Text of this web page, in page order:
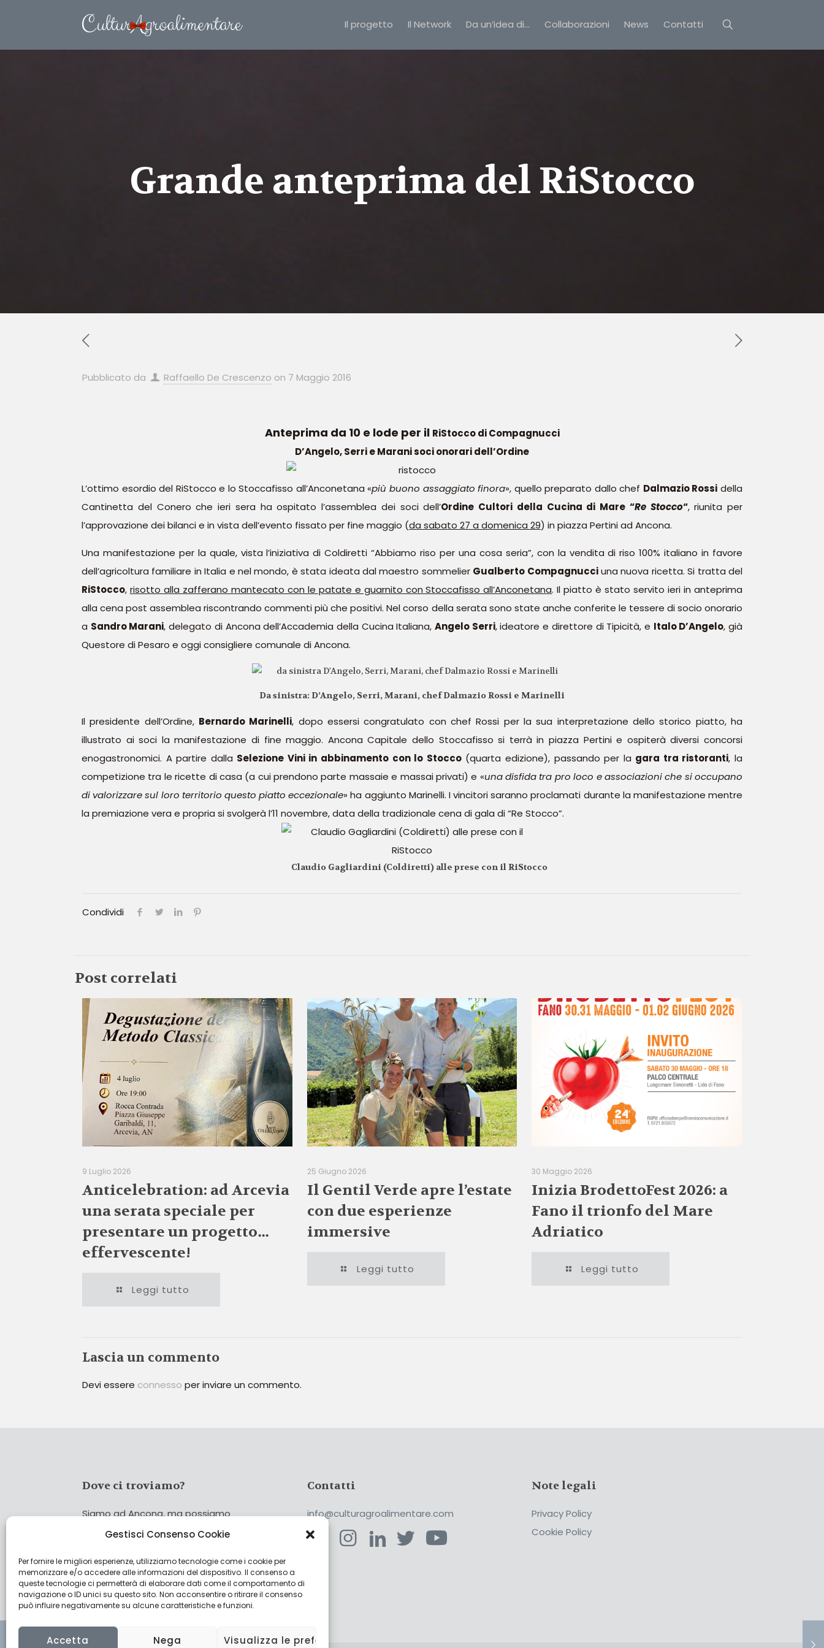
Gestisci Consenso Cookie
Per fornire le migliori esperienze, utilizziamo tecnologie come i cookie per
memorizzare e/o accedere alle informazioni del dispositivo. Il consenso a
queste tecnologie ci permetterà di elaborare dati come il comportamento di
navigazione o ID unici su questo sito. Non acconsentire o ritirare il consenso
può influire negativamente su alcune caratteristiche e funzioni.
Accetta Nega Visualizza le preferenze
Il progetto Il Network Da un’idea di… Collaborazioni News Contatti
Grande anteprima del RiStocco
Pubblicato da Raffaello De Crescenzo on 7 Maggio 2016
Anteprima da 10 e lode per il RiStocco di Compagnucci
D’Angelo, Serri e Marani soci onorari dell’Ordine
L’ottimo esordio del RiStocco e lo Stoccafisso all’Anconetana «più buono assaggiato finora», quello preparato dallo chef Dalmazio Rossi della
Cantinetta del Conero che ieri sera ha ospitato l’assemblea dei soci dell’Ordine Cultori della Cucina di Mare “Re Stocco“, riunita per
l’approvazione dei bilanci e in vista dell’evento fissato per fine maggio (da sabato 27 a domenica 29) in piazza Pertini ad Ancona.
Una manifestazione per la quale, vista l’iniziativa di Coldiretti “Abbiamo riso per una cosa seria”, con la vendita di riso 100% italiano in favore
dell’agricoltura familiare in Italia e nel mondo, è stata ideata dal maestro sommelier Gualberto Compagnucciuna nuova ricetta. Si tratta del
RiStocco, risotto alla zafferano mantecato con le patate e guarnito con Stoccafisso all’Anconetana. Il piatto è stato servito ieri in anteprima
alla cena post assemblea riscontrando commenti più che positivi. Nel corso della serata sono state anche conferite le tessere di socio onorario
a Sandro Marani, delegato di Ancona dell’Accademia della Cucina Italiana,Angelo Serri, ideatore e direttore di Tipicità, e Italo D’Angelo, già
Questore di Pesaro e oggi consigliere comunale di Ancona.
Da sinistra: D’Angelo, Serri, Marani, chef Dalmazio Rossi e Marinelli
Il presidente dell’Ordine, Bernardo Marinelli, dopo essersi congratulato con chef Rossi per la sua interpretazione dello storico piatto, ha
illustrato ai soci la manifestazione di fine maggio. Ancona Capitale dello Stoccafisso si terrà in piazza Pertini e ospiterà diversi concorsi
enogastronomici. A partire dalla Selezione Vini in abbinamento con lo Stocco(quarta edizione), passando per la gara tra ristoranti, la
competizione tra le ricette di casa (a cui prendono parte massaie e massai privati) e «una disfida tra pro loco e associazioni che si occupano
di valorizzare sul loro territorio questo piatto eccezionale» ha aggiunto Marinelli. I vincitori saranno proclamati durante la manifestazione mentre
la premiazione vera e propria si svolgerà l’11 novembre, data della tradizionale cena di gala di “Re Stocco”.
Claudio Gagliardini (Coldiretti) alle prese con il RiStocco
Condividi
Post correlati
9 Luglio 2026
Anticelebration: ad Arcevia
una serata speciale per
presentare un progetto…
effervescente!
Leggi tutto
25 Giugno 2026
Il Gentil Verde apre l’estate
con due esperienze
immersive
Leggi tutto
30 Maggio 2026
Inizia BrodettoFest 2026: a
Fano il trionfo del Mare
Adriatico
Leggi tutto
Lascia un commento
Devi essere connesso per inviare un commento.
Dove ci troviamo?
Siamo ad Ancona, ma possiamo
coprire tutta Italia!
Cerca
Cerca
Contatti
info@culturagroalimentare.com
Note legali
Privacy Policy
Cookie Policy